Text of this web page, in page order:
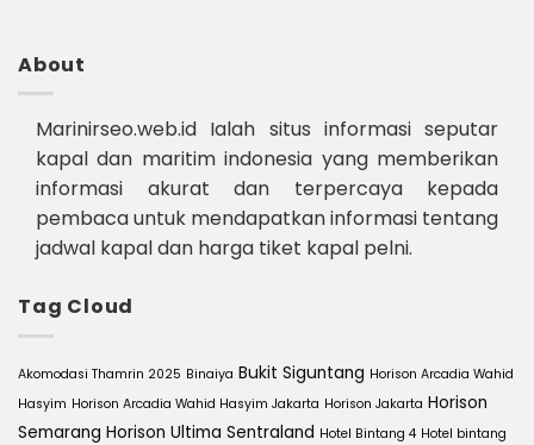
About
Marinirseo.web.id Ialah situs informasi seputar
kapal dan maritim indonesia yang memberikan
informasi akurat dan terpercaya kepada
pembaca untuk mendapatkan informasi tentang
jadwal kapal dan harga tiket kapal pelni.
Tag Cloud
Akomodasi Thamrin 2025 Binaiya Bukit Siguntang Horison Arcadia Wahid
Hasyim Horison Arcadia Wahid Hasyim Jakarta Horison Jakarta Horison
Semarang Horison Ultima Sentraland Hotel Bintang 4 Hotel bintang